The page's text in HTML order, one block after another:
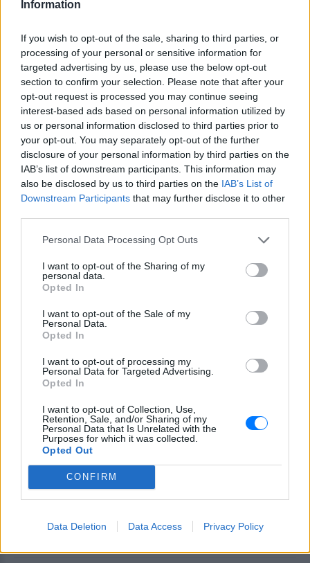
Information
If you wish to opt-out of the sale, sharing to third parties, or
processing of your personal or sensitive information for
targeted advertising by us, please use the below opt-out
section to confirm your selection. Please note that after your
opt-out request is processed you may continue seeing
interest-based ads based on personal information utilized by
us or personal information disclosed to third parties prior to
your opt-out. You may separately opt-out of the further
disclosure of your personal information by third parties on the
IAB’s list of downstream participants. This information may
also be disclosed by us to third parties on the IAB’s List of
Downstream Participants that may further disclose it to other
Personal Data Processing Opt Outs
I want to opt-out of the Sharing of my
personal data.
Opted In
I want to opt-out of the Sale of my
Personal Data.
Opted In
I want to opt-out of processing my
Personal Data for Targeted Advertising.
Opted In
I want to opt-out of Collection, Use,
Retention, Sale, and/or Sharing of my
Personal Data that Is Unrelated with the
Purposes for which it was collected.
Opted Out
CONFIRM
Data Deletion Data Access Privacy Policy
Η Μαρίνα Βερνίκου εξηγεί τι οφείλουν να
κάνουν οι λουόμενοι αν έρθουν
αντιμέτωποι με το ψάρι που έχει γίνει το
πιο συζητημένο θέμα στις ελληνικές
παραλίες
Μπαντέρας – Γκρίφιθ: Το
μυστικό που τους κρατά
«καλύτερους φίλους» 11 χρόνια
μετά
ΣΉΜΕΡΑ
Οι δύο σταρ του Χόλιγουντ απέδειξαν
ότι η αγάπη και ο σεβασμός μπορούν να
στην κόρη τους.
Κάια Γκέρμπερ: Με
αποκαλυπτικό μαύρο look
θύμισε τη Σίντι Κρόφορντ
Η 24χρονη πρωτοστάτησε σε εκδήλωση
για τη σειρά «The Shards» στο Λος
Ιωάννα Τούνη: Αδημοσίευτη φωτογραφία από
Ίμπιζα με τον Δημήτρη Σπυριδωνίδη
και ρώτησε τον σύντροφό της για τον φετινό προορισμό